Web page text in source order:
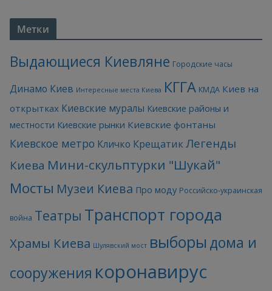
Метки
Выдающиеся Киевляне Городские часы
Динамо Киев Интересные места Киева КГГА КМДА Киев на
открытках Киевские муралы Киевские районы и
местности Киевские рынки Киевские фонтаны
Киевское метро Кличко КрещатикЛегенды
Киева Мини-скульптурки "Шукай"
Мосты Музеи Киева Про моду Российско-украинская
война Театры Транспорт города
Храмы Киева Шулявский мост выборы дома и
сооружения коронавирус